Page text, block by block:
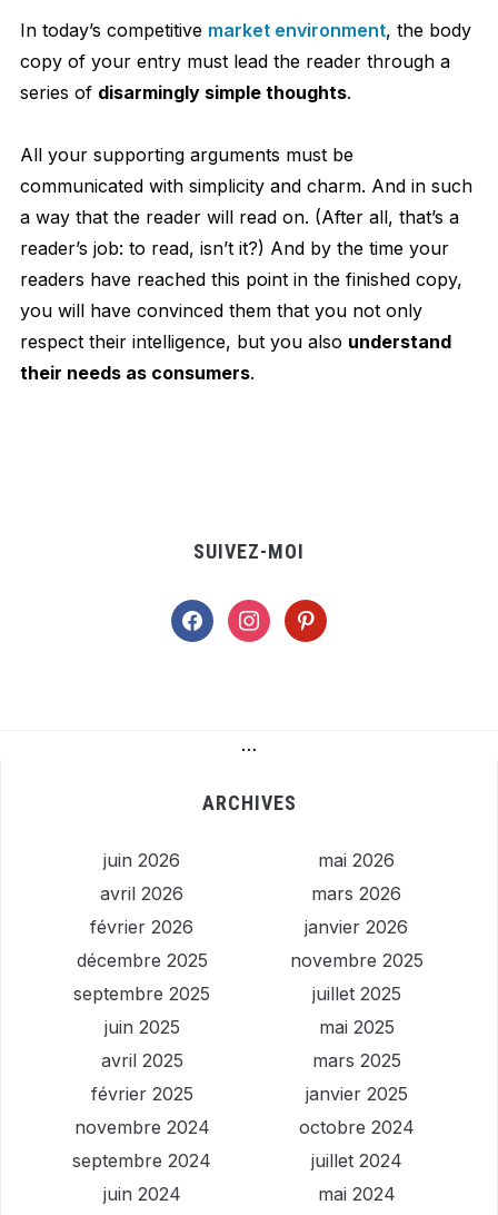
In today’s competitive market environment, the body
copy of your entry must lead the reader through a
series of disarmingly simple thoughts.
All your supporting arguments must be
communicated with simplicity and charm. And in such
a way that the reader will read on. (After all, that’s a
reader’s job: to read, isn’t it?) And by the time your
readers have reached this point in the finished copy,
you will have convinced them that you not only
respect their intelligence, but you also understand
their needs as consumers.
SUIVEZ-MOI
facebookinstagrampinterest
…
ARCHIVES
juin 2026
mai 2026
avril 2026
mars 2026
février 2026
janvier 2026
décembre 2025
novembre 2025
septembre 2025
juillet 2025
juin 2025
mai 2025
avril 2025
mars 2025
février 2025
janvier 2025
novembre 2024
octobre 2024
septembre 2024
juillet 2024
juin 2024
mai 2024